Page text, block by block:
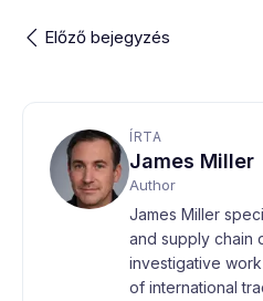
Előző bejegyzés
ÍRTA
James Miller
Author
James Miller
and supply chain
investigative
of international